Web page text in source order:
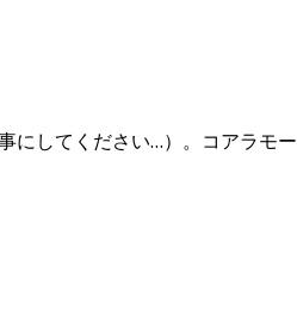
にしてください…）。コアラモー